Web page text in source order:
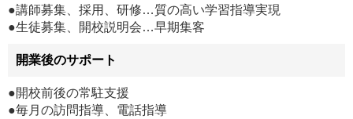
●講師募集、採用、研修…質の高い学習指導実現
●生徒募集、開校説明会…早期集客
開業後のサポート
●開校前後の常駐支援
●毎月の訪問指導、電話指導